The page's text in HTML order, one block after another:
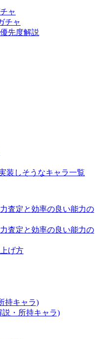
ャ
チャ
先度解説
装しそうなキャラ一覧
査定と効率の良い能力の
査定と効率の良い能力の
げ方
持キャラ)
・所持キャラ)